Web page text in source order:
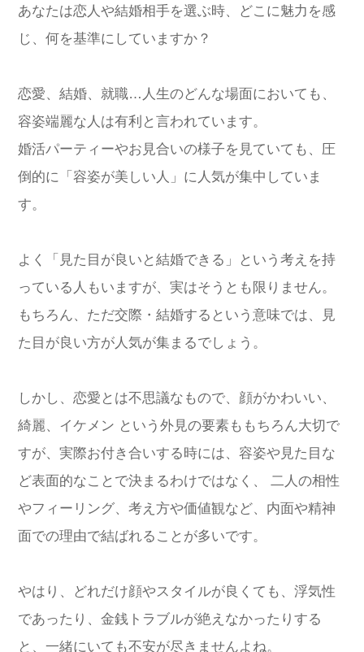
あなたは恋人や結婚相手を選ぶ時、どこに魅力を感
じ、何を基準にしていますか？
恋愛、結婚、就職…人生のどんな場面においても、
容姿端麗な人は有利と言われています。
婚活パーティーやお見合いの様子を見ていても、圧
倒的に「容姿が美しい人」に人気が集中していま
す。
よく「見た目が良いと結婚できる」という考えを持
っている人もいますが、実はそうとも限りません。
もちろん、ただ交際・結婚するという意味では、見
た目が良い方が人気が集まるでしょう。
しかし、恋愛とは不思議なもので、顔がかわいい、
綺麗、イケメン という外見の要素ももちろん大切で
すが、実際お付き合いする時には、容姿や見た目な
ど表面的なことで決まるわけではなく、 二人の相性
やフィーリング、考え方や価値観など、内面や精神
面での理由で結ばれることが多いです。
やはり、どれだけ顔やスタイルが良くても、浮気性
であったり、金銭トラブルが絶えなかったりする
と、一緒にいても不安が尽きませんよね。